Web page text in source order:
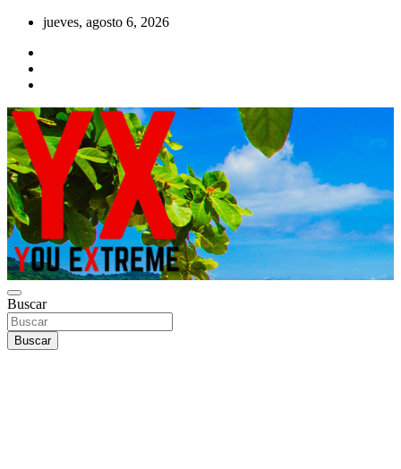
Saltar
contenido
jueves, agosto 6, 2026
YOU EXTREME
YX Deportes Extremos Lifestyle
Buscar
Buscar